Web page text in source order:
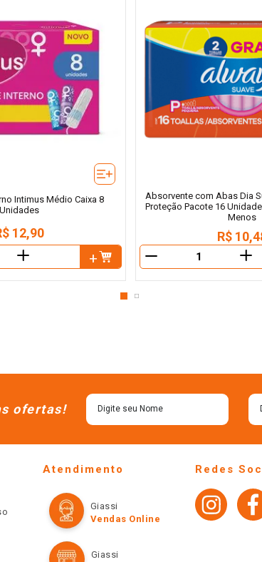
Intimus Médio Caixa 8
Unidades
12,90
＋
Absorvente com Abas Dia
Proteção Pacote 16
Menos
R$ 10,
＋
ofertas!
Atendimento
Giassi
Vendas Online
Giassi
Redes